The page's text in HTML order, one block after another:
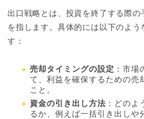
出口戦略とは、投資を終了する際の
を指します。具体的には以下のよう
す：
売却タイミングの設定 ：市場
て、利益を確保するための売
こと。
資金の引き出し方法 ：どのよ
るか、例えば一括引き出しや